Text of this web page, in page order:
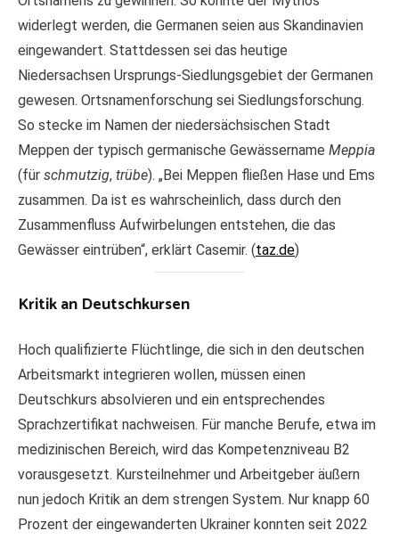
widerlegt werden, die Germanen seien aus Skandinavien
eingewandert. Stattdessen sei das heutige
Niedersachsen Ursprungs-Siedlungsgebiet der Germanen
gewesen. Ortsnamenforschung sei Siedlungsforschung.
So stecke im Namen der niedersächsischen Stadt
Meppen der typisch germanische Gewässername Meppia
(für schmutzig, trübe). „Bei Meppen fließen Hase und Ems
zusammen. Da ist es wahrscheinlich, dass durch den
Zusammenfluss Aufwirbelungen entstehen, die das
Gewässer eintrüben“, erklärt Casemir. (taz.de)
Kritik an Deutschkursen
Hoch qualifizierte Flüchtlinge, die sich in den deutschen
Arbeitsmarkt integrieren wollen, müssen einen
Deutschkurs absolvieren und ein entsprechendes
Sprachzertifikat nachweisen. Für manche Berufe, etwa im
medizinischen Bereich, wird das Kompetenzniveau B2
vorausgesetzt. Kursteilnehmer und Arbeitgeber äußern
nun jedoch Kritik an dem strengen System. Nur knapp 60
Prozent der eingewanderten Ukrainer konnten seit 2022